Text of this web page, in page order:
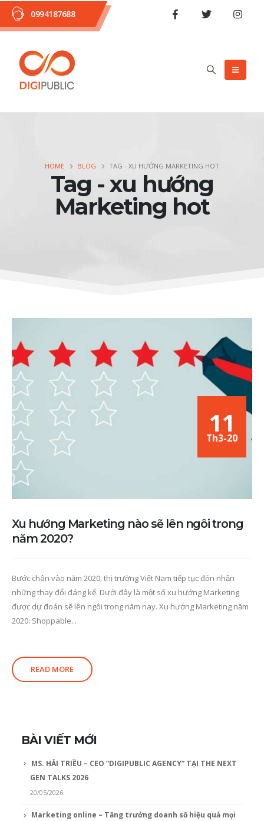
0994187688
HOME BLOG TAG - XU HƯỚNG MARKETING HOT
Tag - xu hướng
Marketing hot
11
Th3-20
Xu hướng Marketing nào sẽ lên ngôi trong
năm 2020?
Bước chân vào năm 2020, thị trường Việt Nam tiếp tục đón nhận
những thay đổi đáng kể. Dưới đây là một số xu hướng Marketing
được dự đoán sẽ lên ngôi trong năm nay. Xu hướng Marketing năm
2020: Shoppable...
READ MORE
BÀI VIẾT MỚI
MS. HẢI TRIỀU – CEO “DIGIPUBLIC AGENCY” TẠI THE NEXT
GEN TALKS 2026
20/05/2026
Marketing online – Tăng trưởng doanh số hiệu quả mọi